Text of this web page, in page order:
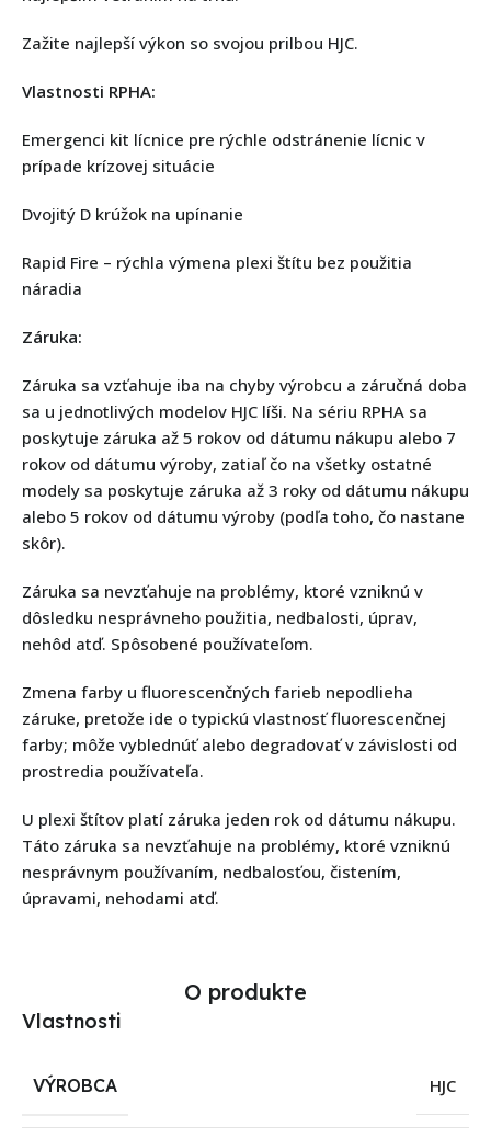
Zažite najlepší výkon so svojou prilbou HJC.
Vlastnosti RPHA:
Emergenci kit lícnice pre rýchle odstránenie lícnic v
prípade krízovej situácie
Dvojitý D krúžok na upínanie
Rapid Fire – rýchla výmena plexi štítu bez použitia
náradia
Záruka:
Záruka sa vzťahuje iba na chyby výrobcu a záručná doba
sa u jednotlivých modelov HJC líši. Na sériu RPHA sa
poskytuje záruka až 5 rokov od dátumu nákupu alebo 7
rokov od dátumu výroby, zatiaľ čo na všetky ostatné
modely sa poskytuje záruka až 3 roky od dátumu nákupu
alebo 5 rokov od dátumu výroby (podľa toho, čo nastane
skôr).
Záruka sa nevzťahuje na problémy, ktoré vzniknú v
dôsledku nesprávneho použitia, nedbalosti, úprav,
nehôd atď. Spôsobené používateľom.
Zmena farby u fluorescenčných farieb nepodlieha
záruke, pretože ide o typickú vlastnosť fluorescenčnej
farby; môže vyblednúť alebo degradovať v závislosti od
prostredia používateľa.
U plexi štítov platí záruka jeden rok od dátumu nákupu.
Táto záruka sa nevzťahuje na problémy, ktoré vzniknú
nesprávnym používaním, nedbalosťou, čistením,
úpravami, nehodami atď.
O produkte
Vlastnosti
VÝROBCA HJC